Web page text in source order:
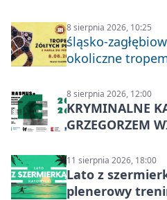
8 sierpnia 2026, 10:25
śląsko-
okoliczne tropem
8 sierpnia 2026, 12:00
KRYMINALNE
GRZEGORZEM
11 sierpnia 2026, 18:00
Lato z
plenerowy